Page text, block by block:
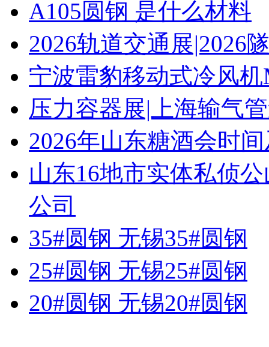
A105圆钢 是什么材料
2026轨道交通展|2026
宁波雷豹移动式冷风
压力容器展|上海输气
2026年山东糖酒会时
山东16地市实体私侦
公司
35#圆钢 无锡35#圆钢
25#圆钢 无锡25#圆钢
20#圆钢 无锡20#圆钢